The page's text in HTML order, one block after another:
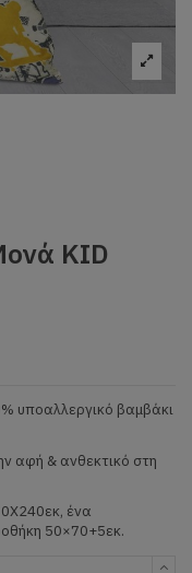
KID
υποαλλεργικό βαμβάκι
αφή & ανθεκτικό στη
ένα
50×70+5εκ.